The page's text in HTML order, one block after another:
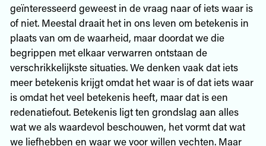
geïnteresseerd geweest in de vraag naar of iets waar is
of niet. Meestal draait het in ons leven om betekenis in
plaats van om de waarheid, maar doordat we die
begrippen met elkaar verwarren ontstaan de
verschrikkelijkste situaties. We denken vaak dat iets
meer betekenis krijgt omdat het waar is of dat iets waar
is omdat het veel betekenis heeft, maar dat is een
redenatiefout. Betekenis ligt ten grondslag aan alles
wat we als waardevol beschouwen, het vormt dat wat
we liefhebben en waar we voor willen vechten. Maar